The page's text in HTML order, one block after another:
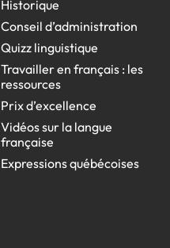
Historique
Conseil d’administration
Quizz linguistique
Travailler en français : les
ressources
Prix d’excellence
Vidéos sur la langue
française
Expressions québécoises